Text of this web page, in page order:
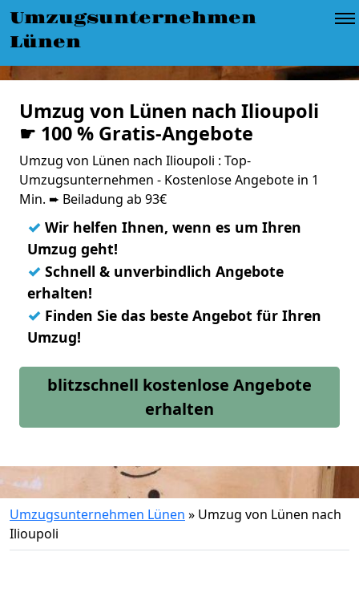
Umzugsunternehmen
Lünen
Umzug von Lünen nach Ilioupoli
☛ 100 % Gratis-Angebote
Umzug von Lünen nach Ilioupoli : Top-
Umzugsunternehmen - Kostenlose Angebote in 1
Min. ➨ Beiladung ab 93€
✓ Wir helfen Ihnen, wenn es um Ihren
Umzug geht!
✓ Schnell & unverbindlich Angebote
erhalten!
✓ Finden Sie das beste Angebot für Ihren
Umzug!
blitzschnell kostenlose Angebote
erhalten
Umzugsunternehmen Lünen » Umzug von Lünen nach
Ilioupoli